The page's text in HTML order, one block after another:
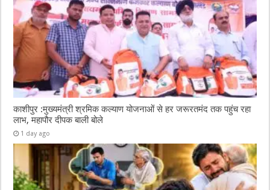
काशीपुर :मुख्यमंत्री श्रमिक कल्याण योजनाओं से हर जरूरतमंद तक पहुंच रहा
लाभ, महापौर दीपक बाली बोले
1 day ago